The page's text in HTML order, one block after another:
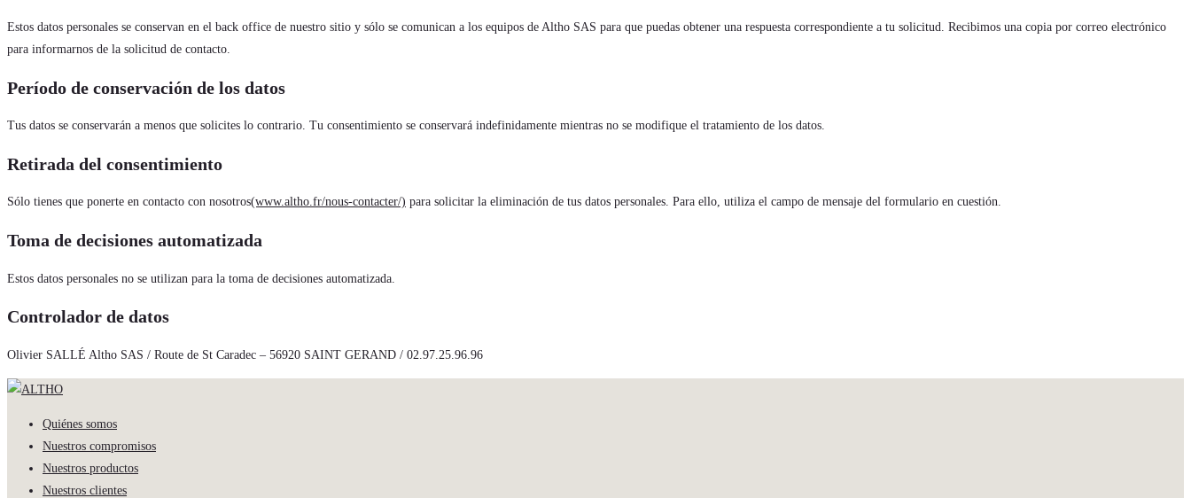
Estos datos personales se conservan en el back office de nuestro sitio y sólo se comunican a los equipos de Altho SAS para que puedas obtener una respuesta correspondiente a tu solicitud. Recibimos una copia por correo electrónico
para informarnos de la solicitud de contacto.
Período de conservación de los datos
Tus datos se conservarán a menos que solicites lo contrario. Tu consentimiento se conservará indefinidamente mientras no se modifique el tratamiento de los datos.
Retirada del consentimiento
Sólo tienes que ponerte en contacto con nosotros(www.altho.fr/nous-contacter/) para solicitar la eliminación de tus datos personales. Para ello, utiliza el campo de mensaje del formulario en cuestión.
Toma de decisiones automatizada
Estos datos personales no se utilizan para la toma de decisiones automatizada.
Controlador de datos
Olivier SALLÉ Altho SAS / Route de St Caradec – 56920 SAINT GERAND / 02.97.25.96.96
Quiénes somos
Nuestros compromisos
Nuestros productos
Nuestros clientes